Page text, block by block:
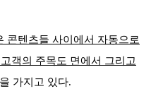
콘텐츠들 사이에서 자동으로
객의 주목도 면에서 그리고
을 가지고 있다.